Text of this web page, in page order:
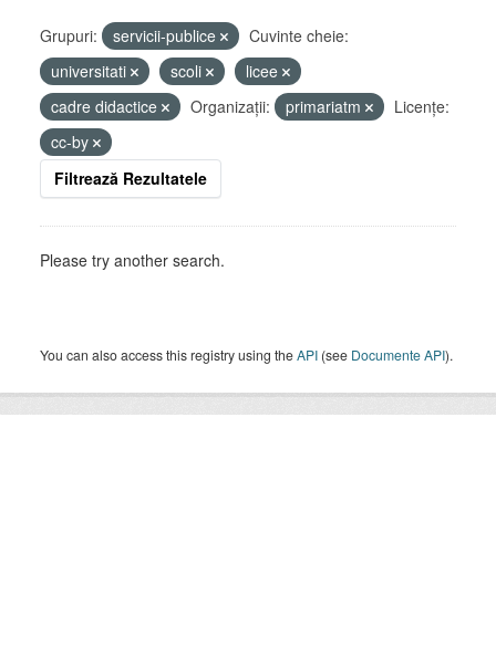
Grupuri: servicii-publice
Cuvinte cheie:
universitati
scoli
licee
cadre didactice
Organizații: primariatm
Licenţe:
cc-by
Filtrează Rezultatele
Please try another search.
You can also access this registry using theAPI (see Documente API).